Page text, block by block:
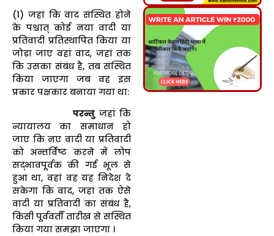
(1) जहां कि वाद संस्थित होने
के पश्चात् कोई नया वादी या
प्रतिवादी प्रतिस्थापित किया या
जोड़ा जाए वहां वाद, जहां तक
कि उसका संबंध है, तब संस्थित
किया जाएगा जब वह इस
प्रकार पक्षकार बनाया गया था:
परन्तु जहां कि
न्यायालय का समाधान हो
जाए कि नए वादी या प्रतिवादी
को अन्तर्विष्ट करने में लोप
सद्भावपूर्वक की गई भूल से
हुआ था, वहां वह यह निदेश दे
सकेगा कि वाद, जहां तक ऐसे
वादी या प्रतिवादी का संबंध है,
किसी पूर्ववर्ती तारीख से संस्थित
किया गया समझा जाएगा ।